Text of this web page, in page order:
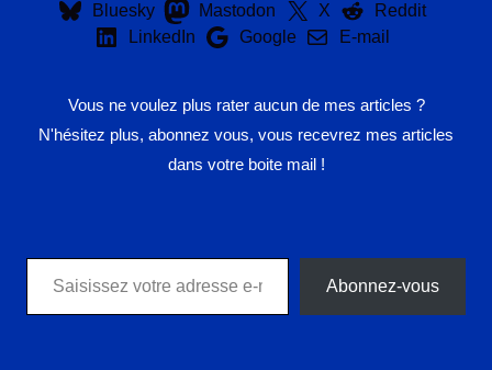
Bluesky
Mastodon X
Reddit
LinkedIn
Google E-mail
Vous ne voulez plus rater aucun de mes articles ?
N'hésitez plus, abonnez vous, vous recevrez mes articles
dans votre boite mail !
Saisissez votre adresse e-mail…
Abonnez-vous